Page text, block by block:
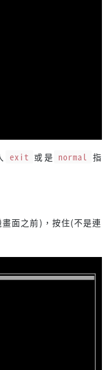
exit 或是 normal 指
面之前)，按住(不是連